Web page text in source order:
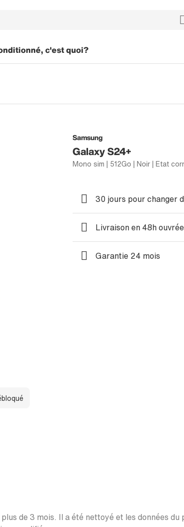
c'est quoi?
Samsung
Galaxy S24+
Mono sim | 512Go | Noir | Etat
30 jours pour changer
Livraison en 48h
Garantie 24 mois
de 3 mois. Il a été nettoyé et les données